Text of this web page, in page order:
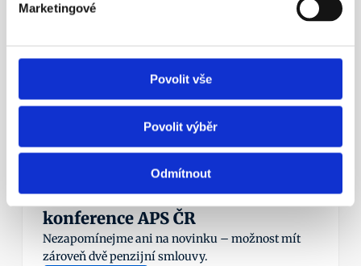
Marketingové
Povolit vše
Povolit výběr
Odmítnout
Aleš Poklop živě v ČT z tiskové
konference APS ČR
Nezapomínejme ani na novinku – možnost mít
zároveň dvě penzijní smlouvy.